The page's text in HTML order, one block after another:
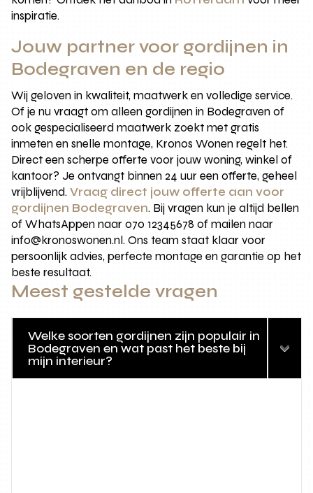
inspiratie.
Jouw partner voor gordijnen in
Bodegraven en de regio
Wij geloven in kwaliteit, maatwerk en volledige service.
Of je nu vraagt om alleen gordijnen in Bodegraven of
ook gespecialiseerd maatwerk zoekt met gratis
inmeten en snelle montage, Kronos Wonen regelt het.
Direct een scherpe offerte voor jouw woning, winkel of
kantoor? Je ontvangt binnen 24 uur een offerte, geheel
vrijblijvend.Vraag direct jouw offerte aan voor
gordijnen Bodegraven. Bij vragen kun je altijd bellen
of WhatsAppen naar 070 12345678 of mailen naar
info@kronoswonen.nl. Ons team staat klaar voor
persoonlijk advies, perfecte montage en garantie op het
beste resultaat.
Meest gestelde vragen
Welke soorten gordijnen zijn populair in
Bodegraven en wat past het beste bij
mijn interieur?